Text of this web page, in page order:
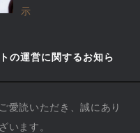
示
トの運営に関するお知ら
愛読いただき、誠にあり
います。